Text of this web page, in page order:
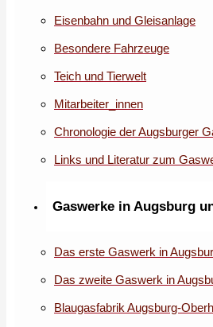
Eisenbahn und Gleisanlage
Besondere Fahrzeuge
Teich und Tierwelt
Mitarbeiter_innen
Chronologie der Augsburger
Links und Literatur zum
Gaswerke in Augsburg
Das erste Gaswerk in
Das zweite Gaswerk in
Blaugasfabrik Augsburg-